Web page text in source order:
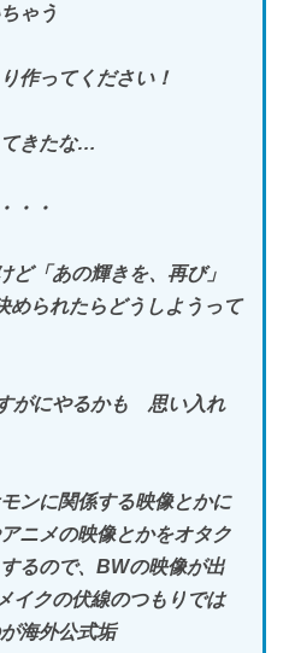
ゃう
作ってください！
きたな…
・・
ど「あの輝きを、再び」
められたらどうしようって
がにやるかも 思い入れ
ンに関係する映像とかに
ニメの映像とかをオタク
るので、BWの映像が出
イクの伏線のつもりでは
海外公式垢